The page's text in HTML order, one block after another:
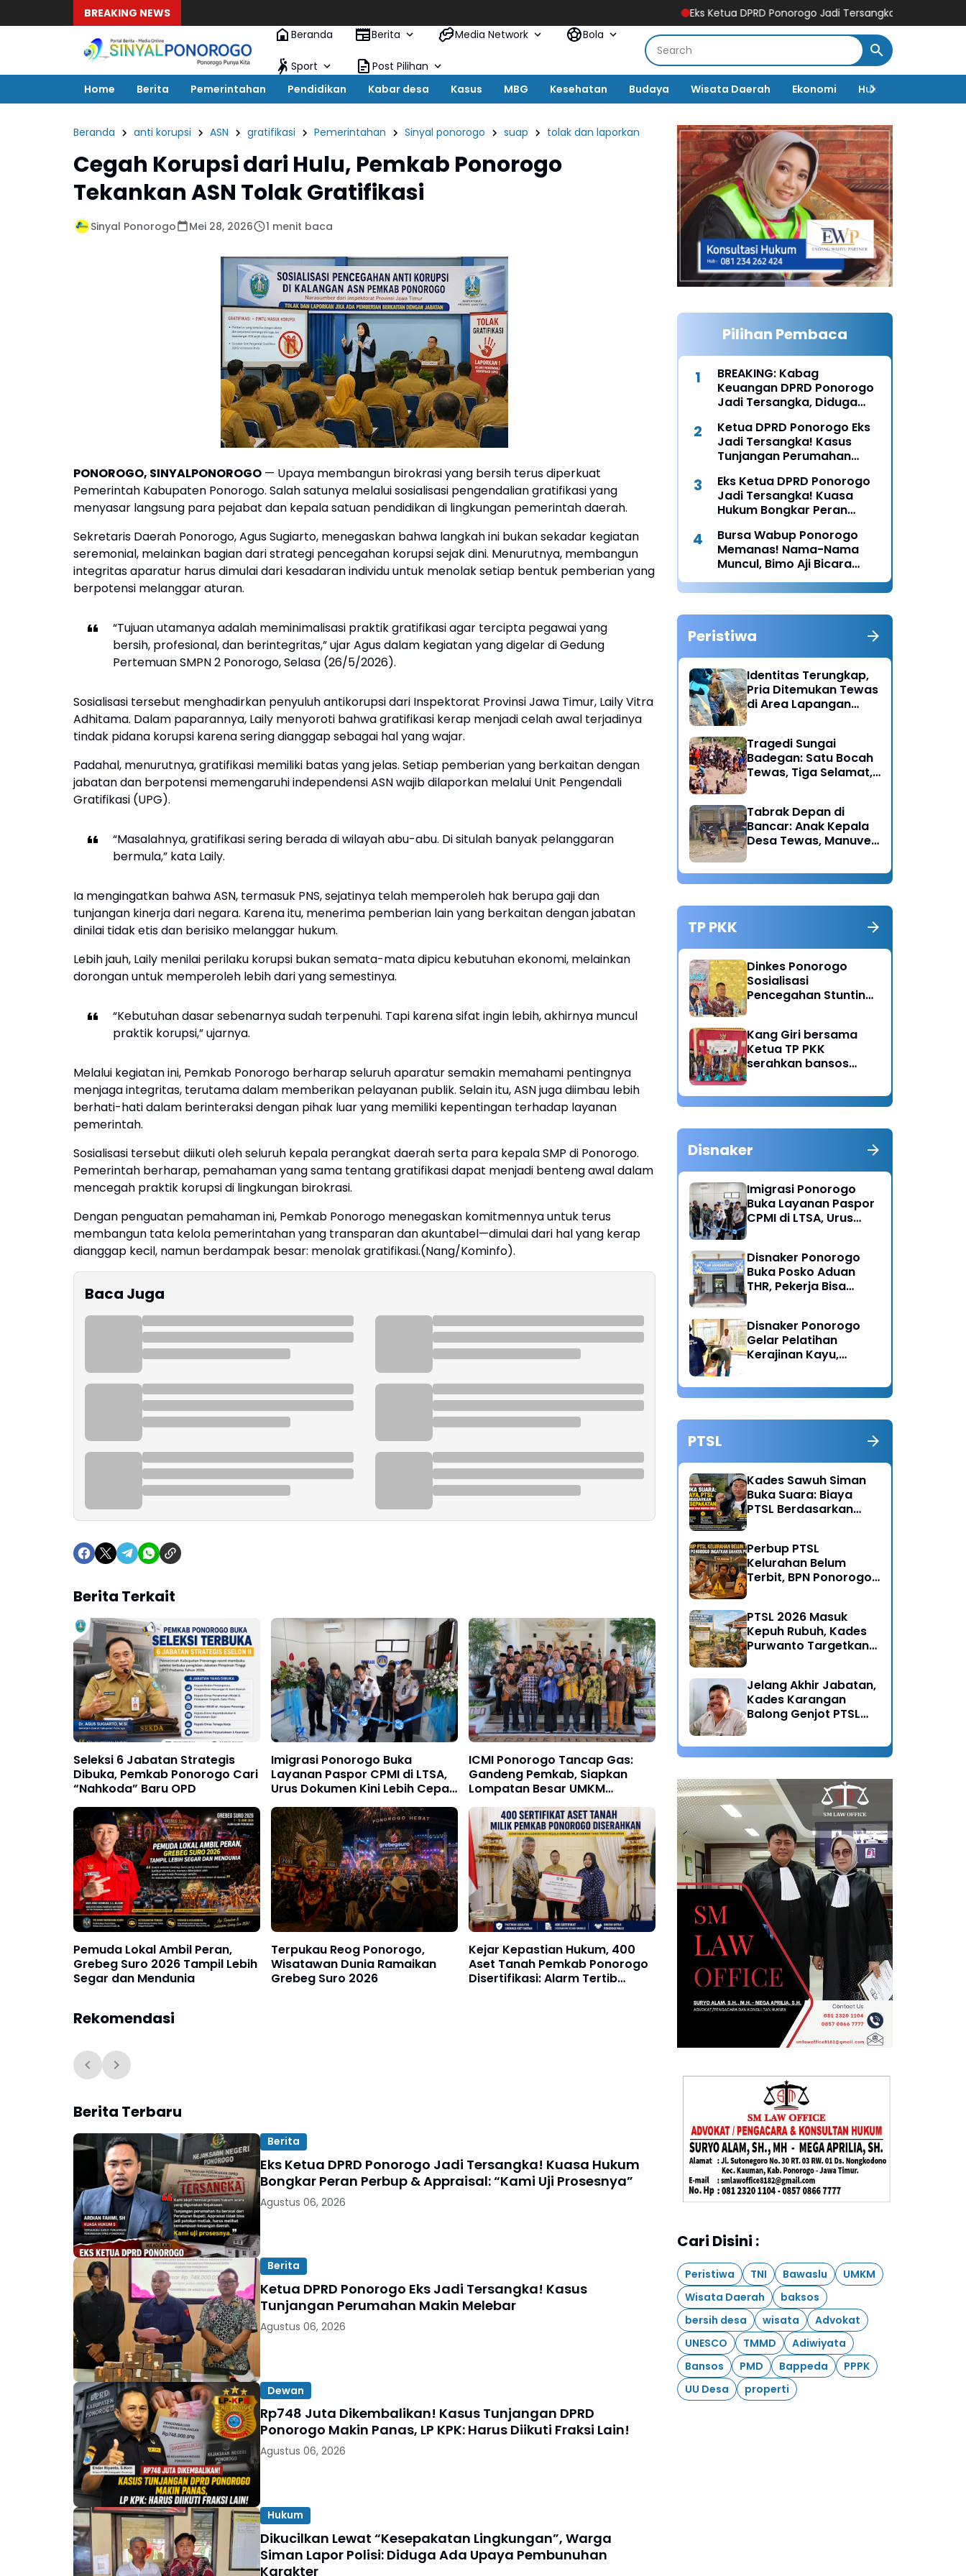
BREAKING NEWS
Eks Ketua DPRD Ponorogo Jadi Tersangka! Kuasa Hukum Bongkar
Beranda
Berita Media Network Bola
Sport
Post Pilihan
Home
Berita Pemerintahan Pendidikan Kabar desa Kasus MBG Kesehatan Budaya Wisata Daerah Ekonomi Hukum & Kriminal
Beranda anti korupsi ASN gratifikasi Pemerintahan Sinyal ponorogo suap tolak dan laporkan
Cegah Korupsi dari Hulu, Pemkab Ponorogo
Tekankan ASN Tolak Gratifikasi
Sinyal Ponorogo Mei 28, 2026 1 menit baca
PONOROGO, SINYALPONOROGO — Upaya membangun birokrasi yang bersih terus diperkuat
Pemerintah Kabupaten Ponorogo. Salah satunya melalui sosialisasi pengendalian gratifikasi yang
menyasar langsung para pejabat dan kepala satuan pendidikan di lingkungan pemerintah daerah.
Sekretaris Daerah Ponorogo, Agus Sugiarto, menegaskan bahwa langkah ini bukan sekadar kegiatan
seremonial, melainkan bagian dari strategi pencegahan korupsi sejak dini. Menurutnya, membangun
integritas aparatur harus dimulai dari kesadaran individu untuk menolak setiap bentuk pemberian yang
berpotensi melanggar aturan.
“Tujuan utamanya adalah meminimalisasi praktik gratifikasi agar tercipta pegawai yang
bersih, profesional, dan berintegritas,” ujar Agus dalam kegiatan yang digelar di Gedung
Pertemuan SMPN 2 Ponorogo, Selasa (26/5/2026).
Sosialisasi tersebut menghadirkan penyuluh antikorupsi dari Inspektorat Provinsi Jawa Timur, Laily Vitra
Adhitama. Dalam paparannya, Laily menyoroti bahwa gratifikasi kerap menjadi celah awal terjadinya
tindak pidana korupsi karena sering dianggap sebagai hal yang wajar.
Padahal, menurutnya, gratifikasi memiliki batas yang jelas. Setiap pemberian yang berkaitan dengan
jabatan dan berpotensi memengaruhi independensi ASN wajib dilaporkan melalui Unit Pengendali
Gratifikasi (UPG).
“Masalahnya, gratifikasi sering berada di wilayah abu-abu. Di situlah banyak pelanggaran
bermula,” kata Laily.
Ia mengingatkan bahwa ASN, termasuk PNS, sejatinya telah memperoleh hak berupa gaji dan
tunjangan kinerja dari negara. Karena itu, menerima pemberian lain yang berkaitan dengan jabatan
dinilai tidak etis dan berisiko melanggar hukum.
Lebih jauh, Laily menilai perilaku korupsi bukan semata-mata dipicu kebutuhan ekonomi, melainkan
dorongan untuk memperoleh lebih dari yang semestinya.
“Kebutuhan dasar sebenarnya sudah terpenuhi. Tapi karena sifat ingin lebih, akhirnya muncul
praktik korupsi,” ujarnya.
Melalui kegiatan ini, Pemkab Ponorogo berharap seluruh aparatur semakin memahami pentingnya
menjaga integritas, terutama dalam memberikan pelayanan publik. Selain itu, ASN juga diimbau lebih
berhati-hati dalam berinteraksi dengan pihak luar yang memiliki kepentingan terhadap layanan
pemerintah.
Sosialisasi tersebut diikuti oleh seluruh kepala perangkat daerah serta para kepala SMP di Ponorogo.
Pemerintah berharap, pemahaman yang sama tentang gratifikasi dapat menjadi benteng awal dalam
mencegah praktik korupsi di lingkungan birokrasi.
Dengan penguatan pemahaman ini, Pemkab Ponorogo menegaskan komitmennya untuk terus
membangun tata kelola pemerintahan yang transparan dan akuntabel—dimulai dari hal yang kerap
dianggap kecil, namun berdampak besar: menolak gratifikasi.(Nang/Kominfo).
Baca Juga
Berita Terkait
Seleksi 6 Jabatan Strategis
Dibuka, Pemkab Ponorogo Cari
“Nahkoda” Baru OPD
Imigrasi Ponorogo Buka
Layanan Paspor CPMI di LTSA,
Urus Dokumen Kini Lebih Cepat
dan Terpadu
ICMI Ponorogo Tancap Gas:
Gandeng Pemkab, Siapkan
Lompatan Besar UMKM
Berbasis Riset dan Inovasi
Pemuda Lokal Ambil Peran,
Grebeg Suro 2026 Tampil Lebih
Segar dan Mendunia
Terpukau Reog Ponorogo,
Wisatawan Dunia Ramaikan
Grebeg Suro 2026
Kejar Kepastian Hukum, 400
Aset Tanah Pemkab Ponorogo
Disertifikasi: Alarm Tertib
Rekomendasi
Berita Terbaru
Berita
Eks Ketua DPRD Ponorogo Jadi Tersangka! Kuasa Hukum
Bongkar Peran Perbup & Appraisal: “Kami Uji Prosesnya”
Agustus 06, 2026
Berita
Ketua DPRD Ponorogo Eks Jadi Tersangka! Kasus
Tunjangan Perumahan Makin Melebar
Agustus 06, 2026
Dewan
Rp748 Juta Dikembalikan! Kasus Tunjangan DPRD
Ponorogo Makin Panas, LP KPK: Harus Diikuti Fraksi Lain!
Agustus 06, 2026
Hukum
Dikucilkan Lewat “Kesepakatan Lingkungan”, Warga
Siman Lapor Polisi: Diduga Ada Upaya Pembunuhan
Karakter
Pilihan Pembaca
BREAKING: Kabag
Keuangan DPRD Ponorogo
Jadi Tersangka, Diduga
Ketua DPRD Ponorogo Eks
Jadi Tersangka! Kasus
Tunjangan Perumahan
Eks Ketua DPRD Ponorogo
Jadi Tersangka! Kuasa
Hukum Bongkar Peran
Uji Prosesnya”
Bursa Wabup Ponorogo
Memanas! Nama-Nama
Muncul, Bimo Aji Bicara
“Chemistry” dengan Bunda
Rita
Peristiwa
Identitas Terungkap,
Pria Ditemukan Tewas
di Area Lapangan
Hipertensi
Tragedi Sungai
Badegan: Satu Bocah
Tewas, Tiga Selamat,
Tabrak Depan di
Bancar: Anak Kepala
Desa Tewas, Manuver
Diduga Jadi Pemicu
TP PKK
Dinkes Ponorogo
Sosialisasi
Pencegahan Stunting,
Emas
Kang Giri bersama
Ketua TP PKK
serahkan bansos
Sukorejo Ponorogo
Disnaker
Imigrasi Ponorogo
Buka Layanan Paspor
CPMI di LTSA, Urus
Disnaker Ponorogo
Buka Posko Aduan
THR, Pekerja Bisa
Disnaker Ponorogo
Gelar Pelatihan
Kerajinan Kayu,
Wirausaha Baru
PTSL
Kades Sawuh Siman
Buka Suara: Biaya
PTSL Berdasarkan
Perbup PTSL
Kelurahan Belum
Terbit, BPN Ponorogo
PTSL 2026 Masuk
Kepuh Rubuh, Kades
Purwanto Targetkan
Jelang Akhir Jabatan,
Kades Karangan
Balong Genjot PTSL
Administrasi untuk
Generasi Mendatang
Cari Disini :
Peristiwa TNI Bawaslu
UMKM
Wisata Daerah
baksos
bersih desa
wisata
Advokat
UNESCO
TMMD
Adiwiyata
Bansos
PMD Bappeda
PPPK
UU Desa
properti